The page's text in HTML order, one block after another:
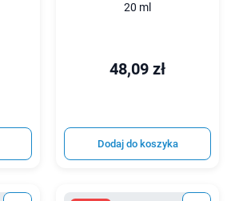
20 ml
48,09 zł
Dodaj do koszyka